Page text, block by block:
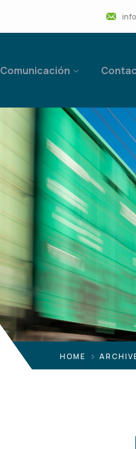
Comunicación
HOME